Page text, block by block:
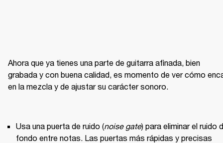
Ahora que ya tienes una parte de guitarra afinada, bien
grabada y con buena calidad, es momento de ver cómo
en la mezcla y de ajustar su carácter sonoro.
Usa una puerta de ruido (noise gate) para eliminar el ruido
fondo entre notas. Las puertas más rápidas y precisas